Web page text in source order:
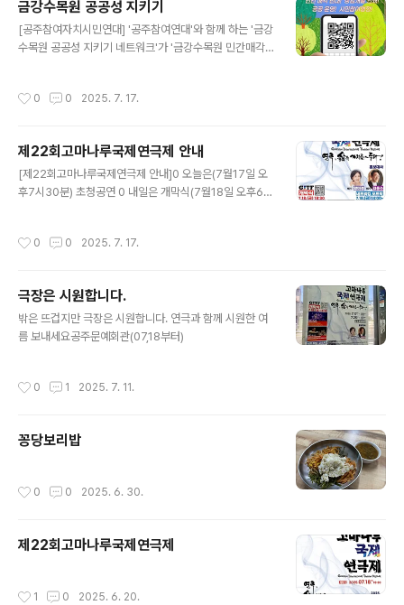
금강수목원 공공성 지키기
[공주참여자치시민연대] '공주참여연대'와 함께 하는 '금강
수목원 공공성 지키기 네트워크'가 '금강수목원 민간매각
폐쇄된 상태로 민간매각 절차가 진행되고 있습니다. 김태
있습니다. '금강수목원'이 민간에 매각된다면 기업의 사익
추구에 심각하게 훼손될 것이 분명합니다.40년 가까운 역
사를 가진 '금강수목원'은 서울 광릉수목원에 이어 우리나
공간으로 기능해온 시민의 자산이며 중요한 공..
0 0 2025. 7. 17.
제22회고마나루국제연극제 안내
[제22회고마나루국제연극제 안내]0 오늘은(7월17일 오
후7시30분) 초청공연 0 내일은 개막식(7월18일 오후6시
0 0 2025. 7. 17.
극장은 시원합니다.
밖은 뜨겁지만 극장은 시원합니다. 연극과 함께 시원한 여
름 보내세요공주문예회관(07,18부터)
0 1 2025. 7. 11.
꽁당보리밥
0 0 2025. 6. 30.
제22회고마나루국제연극제
1 0 2025. 6. 20.